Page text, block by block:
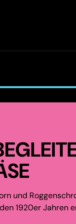
und
1920er Jahren